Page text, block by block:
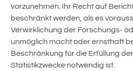
vorzunehmen. Ihr Recht auf
beschränkt werden, als es
Verwirklichung der Forschungs-
unmöglich macht oder ernsthaft
Beschränkung für die Erfüllung
Statistikzwecke notwendig ist.